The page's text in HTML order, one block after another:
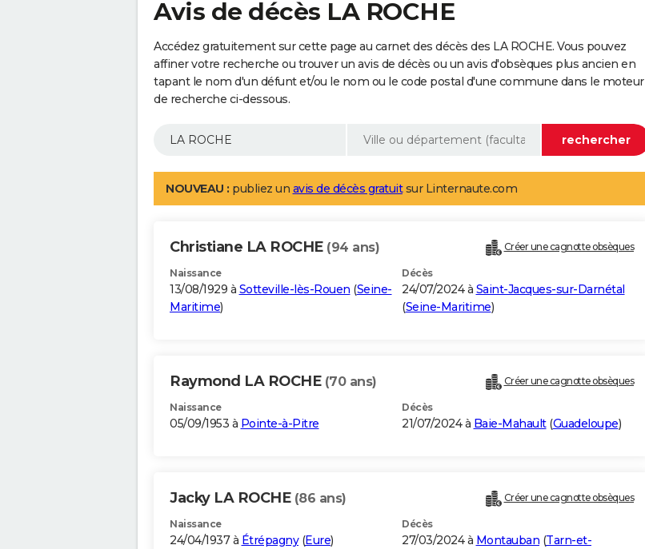
Avis de décès LA ROCHE
Accédez gratuitement sur cette page au carnet des décès des LA ROCHE. Vous pouvez
affiner votre recherche ou trouver un avis de décès ou un avis d'obsèques plus ancien en
tapant le nom d'un défunt et/ou le nom ou le code postal d'une commune dans le moteur
de recherche ci-dessous.
NOUVEAU : publiez un avis de décès gratuitsur Linternaute.com
Christiane LA ROCHE (94 ans) Créer une cagnotte obsèques
Naissance
13/08/1929 à Sotteville-lès-Rouen (Seine-
Maritime)
Décès
24/07/2024 à Saint-Jacques-sur-Darnétal
(Seine-Maritime)
Raymond LA ROCHE (70 ans) Créer une cagnotte obsèques
Naissance
05/09/1953 à Pointe-à-Pitre
Décès
21/07/2024 à Baie-Mahault(Guadeloupe)
Jacky LA ROCHE (86 ans) Créer une cagnotte obsèques
Naissance
24/04/1937 à Étrépagny(Eure)
Décès
27/03/2024 à Montauban (Tarn-et-